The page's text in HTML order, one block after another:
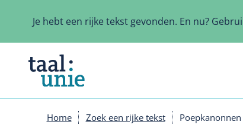
inhoud
Je hebt een rijke tekst gevonden. En nu?
Home Zoek een rijke tekst Poepkanonnen